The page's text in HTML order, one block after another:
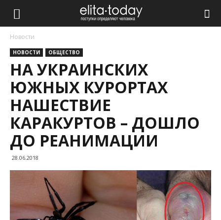
Новости
НОВОСТИ ОБЩЕСТВО
НА УКРАИНСКИХ
ЮЖНЫХ КУРОРТАХ
НАШЕСТВИЕ
КАРАКУРТОВ – ДОШЛО
ДО РЕАНИМАЦИИ
28.06.2018